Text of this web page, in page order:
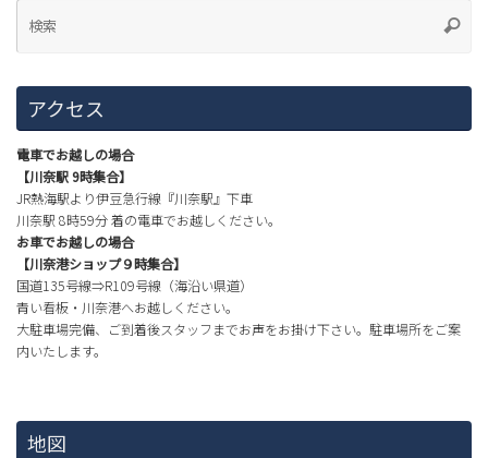
アクセス
電車でお越しの場合
【川奈駅 9時集合】
JR熱海駅より伊豆急行線『川奈駅』下車
川奈駅 8時59分 着の電車でお越しください。
お車でお越しの場合
【川奈港ショップ９時集合】
国道135号線⇒R109号線（海沿い県道）
青い看板・川奈港へお越しください。
大駐車場完備、ご到着後スタッフまでお声をお掛け下さい。駐車場所をご案
内いたします。
地図